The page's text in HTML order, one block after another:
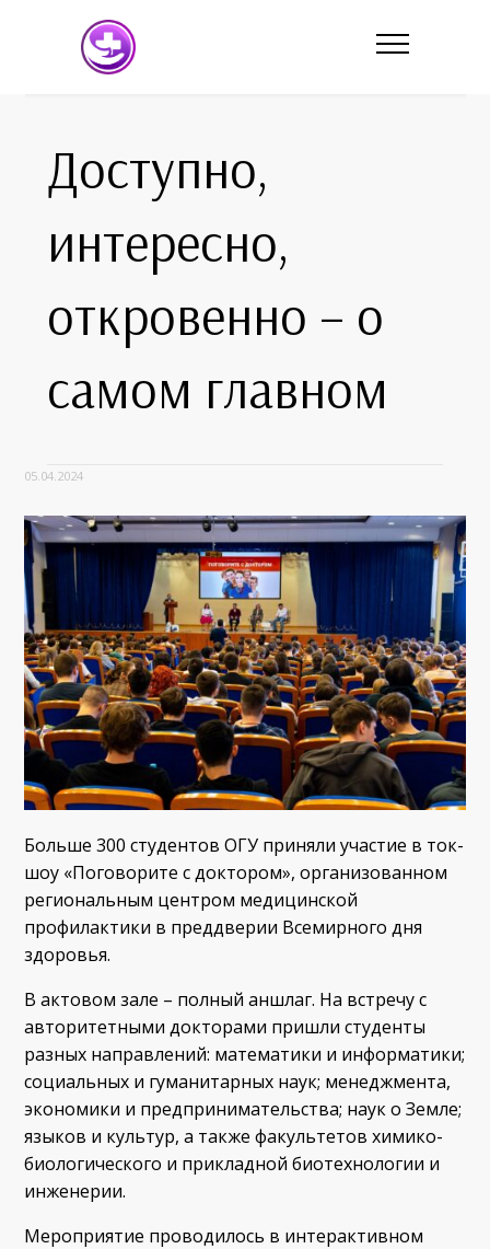
Доступно,
интересно,
откровенно – о
самом главном
05.04.2024
Больше 300 студентов ОГУ приняли участие в ток-
шоу «Поговорите с доктором», организованном
региональным центром медицинской
профилактики в преддверии Всемирного дня
здоровья.
В актовом зале – полный аншлаг. На встречу с
авторитетными докторами пришли студенты
разных направлений: математики и информатики;
социальных и гуманитарных наук; менеджмента,
экономики и предпринимательства; наук о Земле;
языков и культур, а также факультетов химико-
биологического и прикладной биотехнологии и
инженерии.
Мероприятие проводилось в интерактивном